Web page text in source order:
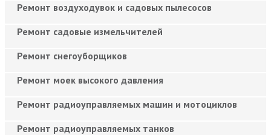
Ремонт воздуходувок и садовых пылесосов
Ремонт садовые измельчителей
Ремонт снегоуборщиков
Ремонт моек высокого давления
Ремонт радиоуправляемых машин и мотоциклов
Ремонт радиоуправляемых танков